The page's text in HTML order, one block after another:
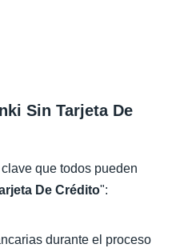
Sin Tarjeta De
que todos pueden
De Crédito":
durante el proceso